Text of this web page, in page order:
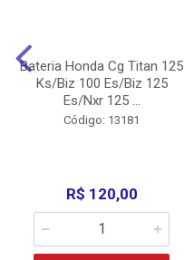
Bateria Honda Cg Titan 125
Ks/Biz 100 Es/Biz 125
Es/Nxr 125 ...
Código: 13181
R$ 120,00